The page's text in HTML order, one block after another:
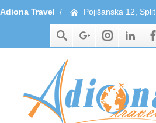
Adiona Travel / Pojišanska 12, Split